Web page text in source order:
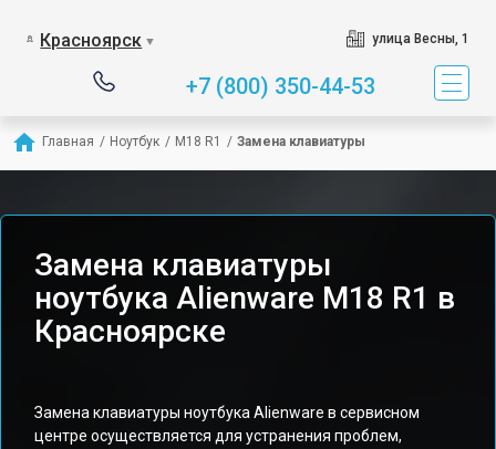
Красноярск ▼ улица Весны, 1
+7 (800) 350-44-53
Главная / Ноутбук / M18 R1 / Замена клавиатуры
Замена клавиатуры
ноутбука Alienware M18 R1 в
Красноярске
Замена клавиатуры ноутбука Alienware в сервисном
центре осуществляется для устранения проблем,